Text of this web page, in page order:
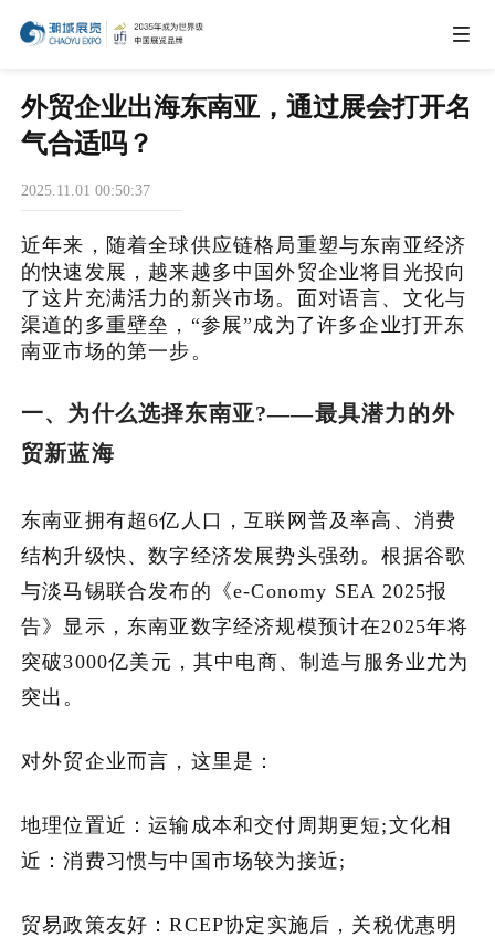
IEAE
IGHE
CHWE
关于我们
加入潮域
外贸企业出海东南亚，通过展会打开名
气合适吗？
2025.11.01 00:50:37
近年来，随着全球供应链格局重塑与东南亚经济
的快速发展，越来越多中国外贸企业将目光投向
了这片充满活力的新兴市场。面对语言、文化与
渠道的多重壁垒，“参展”成为了许多企业打开东
南亚市场的第一步。
一、为什么选择东南亚?——最具潜力的外
贸新蓝海
东南亚拥有超6亿人口，互联网普及率高、消费
结构升级快、数字经济发展势头强劲。根据谷歌
与淡马锡联合发布的《e-Conomy SEA 2025报
告》显示，东南亚数字经济规模预计在2025年将
突破3000亿美元，其中电商、制造与服务业尤为
突出。
对外贸企业而言，这里是：
地理位置近：运输成本和交付周期更短;文化相
近：消费习惯与中国市场较为接近;
贸易政策友好：RCEP协定实施后，关税优惠明